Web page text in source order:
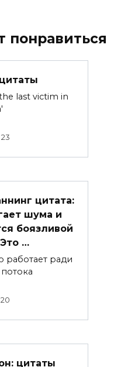
понравиться
last victim in
23
цитата:
шума и
боязливой
…
работает ради
20
цитаты